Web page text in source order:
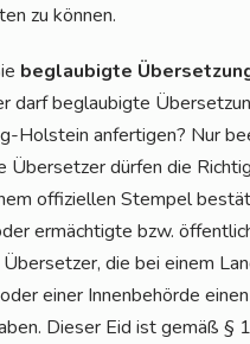
zu können.
beglau­big­te
darf beglau­big­te
Hol­stein anfer­ti­gen? Nur
Über­set­zer dür­fen die
offi­zi­el­len Stem­pel
ermäch­tig­te bzw.
die bei einem
einer Innen­be­hör­de
Die­ser Eid ist gemäß §